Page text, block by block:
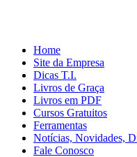
Home
Site da Empresa
Dicas T.I.
Livros de Graça
Livros em PDF
Cursos Gratuitos
Ferramentas
Notícias, Novidades,
Fale Conosco